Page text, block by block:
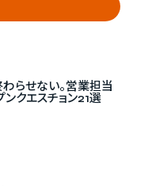
わらせない。営業担当
クエスチョン21選